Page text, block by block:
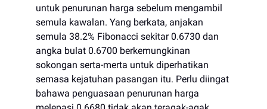
untuk penurunan harga sebelum mengambil
semula kawalan. Yang berkata, anjakan
semula 38.2% Fibonacci sekitar 0.6730 dan
angka bulat 0.6700 berkemungkinan
sokongan serta-merta untuk diperhatikan
semasa kejatuhan pasangan itu. Perlu diingat
bahawa penguasaan penurunan harga